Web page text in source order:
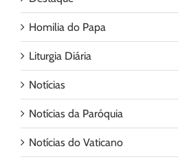
Homilia do Papa
Liturgia Diária
Notícias
Notícias da Paróquia
Notícias do Vaticano